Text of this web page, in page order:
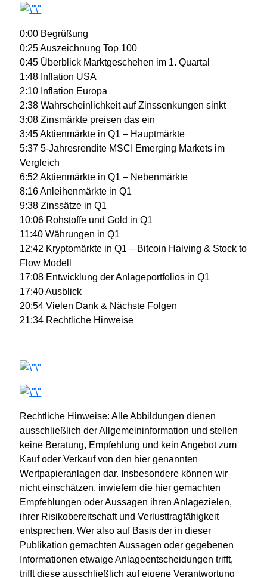
0:00 Begrüßung
0:25 Auszeichnung Top 100
0:45 Überblick Marktgeschehen im 1. Quartal
1:48 Inflation USA
2:10 Inflation Europa
2:38 Wahrscheinlichkeit auf Zinssenkungen sinkt
3:08 Zinsmärkte preisen das ein
3:45 Aktienmärkte in Q1 – Hauptmärkte
5:37 5-Jahresrendite MSCI Emerging Markets im
Vergleich
6:52 Aktienmärkte in Q1 – Nebenmärkte
8:16 Anleihenmärkte in Q1
9:38 Zinssätze in Q1
10:06 Rohstoffe und Gold in Q1
11:40 Währungen in Q1
12:42 Kryptomärkte in Q1 – Bitcoin Halving & Stock to
Flow Modell
17:08 Entwicklung der Anlageportfolios in Q1
17:40 Ausblick
20:54 Vielen Dank & Nächste Folgen
21:34 Rechtliche Hinweise
Rechtliche Hinweise: Alle Abbildungen dienen
ausschließlich der Allgemeininformation und stellen
keine Beratung, Empfehlung und kein Angebot zum
Kauf oder Verkauf von den hier genannten
Wertpapieranlagen dar. Insbesondere können wir
nicht einschätzen, inwiefern die hier gemachten
Empfehlungen oder Aussagen ihren Anlagezielen,
ihrer Risikobereitschaft und Verlusttragfähigkeit
entsprechen. Wer also auf Basis der in dieser
Publikation gemachten Aussagen oder gegebenen
Informationen etwaige Anlageentscheidungen trifft,
trifft diese ausschließlich auf eigene Verantwortung